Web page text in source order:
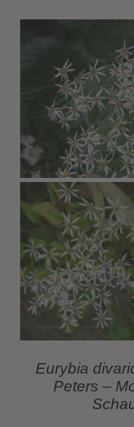
Eurybia
Peters –